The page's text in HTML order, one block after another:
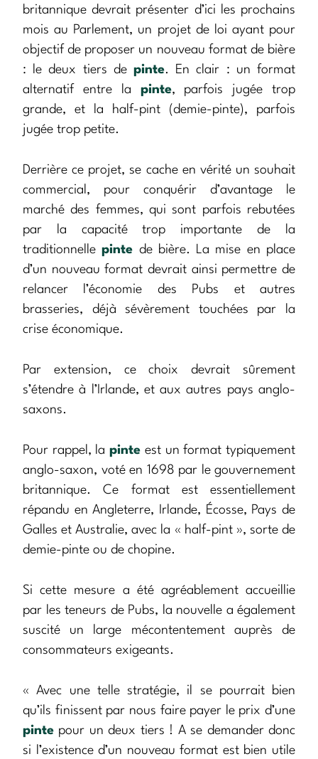
britannique devrait présenter d’ici les prochains
mois au Parlement, un projet de loi ayant pour
objectif de proposer un nouveau format de bière
: le deux tiers de pinte. En clair : un format
alternatif entre la pinte, parfois jugée trop
grande, et la half-pint (demie-pinte), parfois
jugée trop petite.
Derrière ce projet, se cache en vérité un souhait
commercial, pour conquérir d’avantage le
marché des femmes, qui sont parfois rebutées
par la capacité trop importante de la
traditionnellepinte de bière. La mise en place
d’un nouveau format devrait ainsi permettre de
relancer l’économie des Pubs et autres
brasseries, déjà sévèrement touchées par la
crise économique.
Par extension, ce choix devrait sûrement
s’étendre à l’Irlande, et aux autres pays anglo-
saxons.
Pour rappel, lapinte est un format typiquement
anglo-saxon, voté en 1698 par le gouvernement
britannique. Ce format est essentiellement
répandu en Angleterre, Irlande, Écosse, Pays de
Galles et Australie, avec la « half-pint », sorte de
demie-pinte ou de chopine.
Si cette mesure a été agréablement accueillie
par les teneurs de Pubs, la nouvelle a également
suscité un large mécontentement auprès de
consommateurs exigeants.
« Avec une telle stratégie, il se pourrait bien
qu’ils finissent par nous faire payer le prix d’une
pinte pour un deux tiers ! A se demander donc
si l’existence d’un nouveau format est bien utile